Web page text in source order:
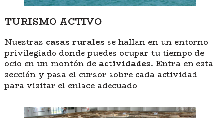
TURISMO ACTIVO
Nuestras casas rurales se hallan en un entorno
privilegiado donde puedes ocupar tu tiempo de
ocio en un montón de actividades. Entra en esta
sección y pasa el cursor sobre cada actividad
para visitar el enlace adecuado